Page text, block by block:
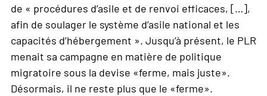
de « procédures d’asile et de renvoi efficaces, […],
afin de soulager le système d’asile national et les
capacités d’hébergement ». Jusqu’à présent, le PLR
menait sa campagne en matière de politique
migratoire sous la devise «ferme, mais juste».
Désormais, il ne reste plus que le «ferme».